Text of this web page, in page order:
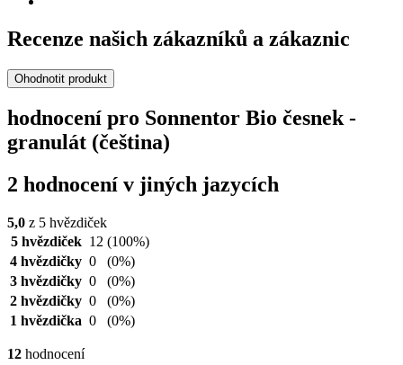
Recenze našich zákazníků a zákaznic
Ohodnotit produkt
hodnocení pro Sonnentor Bio česnek -
granulát (čeština)
2 hodnocení v jiných jazycích
5,0 z 5 hvězdiček
5 hvězdiček 12 (100%)
4 hvězdičky 0
(0%)
3 hvězdičky 0
(0%)
2 hvězdičky 0
(0%)
1 hvězdička 0 (0%)
12 hodnocení